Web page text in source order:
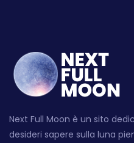
Next Full Moon è un sito
desideri sapere sulla luna